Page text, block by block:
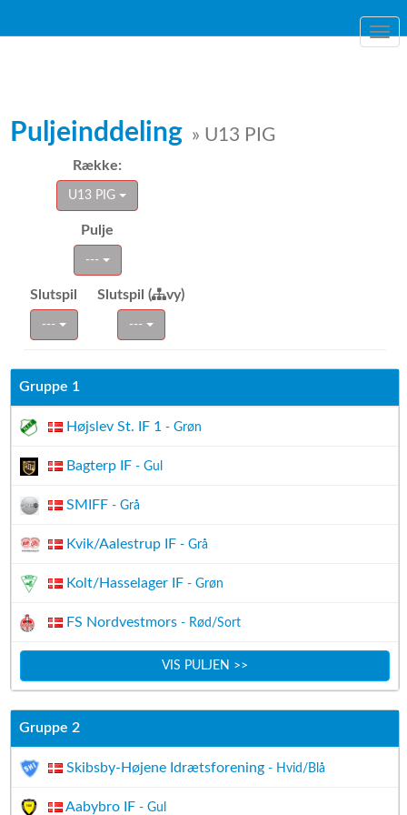
Puljeinddeling » U13 PIG
Række:
U13 PIG
Pulje
---
Slutspil Slutspil ( vy)
--- ---
Gruppe 1
Højslev St. IF 1 - Grøn
Bagterp IF - Gul
SMIFF - Grå
Kvik/Aalestrup IF - Grå
Kolt/Hasselager IF - Grøn
FS Nordvestmors - Rød/Sort
VIS PULJEN >>
Gruppe 2
Skibsby-Højene Idrætsforening - Hvid/Blå
Aabybro IF - Gul